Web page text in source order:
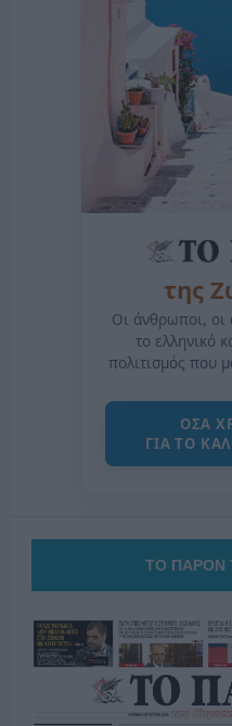
της
Οι άνθρωποι, οι
το ελληνικό
πολιτισμός που
ΟΣΑ
ΓΙΑ ΤΟ
ΤΟ ΠΑΡΟΝ